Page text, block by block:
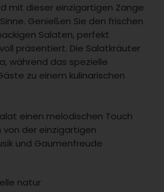
mit dieser einzigartigen Zange
Genießen Sie den frischen
Salaten, perfekt
präsentiert. Die Salatkräuter
während das spezielle
zu einem kulinarischen
einen melodischen Touch
von der einzigartigen
und Gaumenfreude
natur